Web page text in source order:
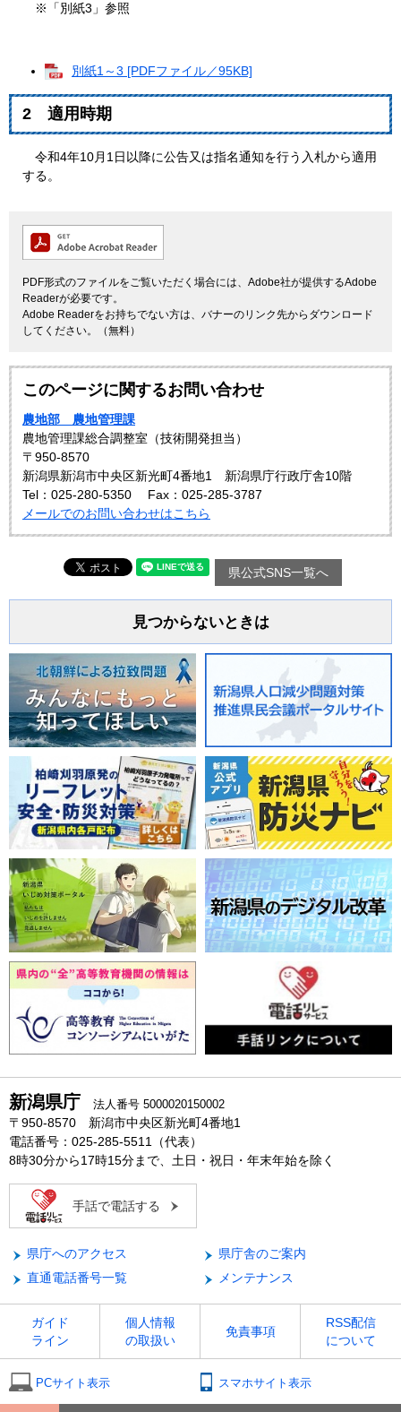
※「別紙3」参照
別紙1～3 [PDFファイル／95KB]
2 適用時期
令和4年10月1日以降に公告又は指名通知を行う入札から適用
する。
PDF形式のファイルをご覧いただく場合には、Adobe社が提供するAdobe
Readerが必要です。
Adobe Readerをお持ちでない方は、バナーのリンク先からダウンロード
してください。（無料）
このページに関するお問い合わせ
農地部 農地管理課
農地管理課総合調整室（技術開発担当）
〒950-8570
新潟県新潟市中央区新光町4番地1 新潟県庁行政庁舎10階
Tel：025-280-5350
Fax：025-285-3787
メールでのお問い合わせはこちら
県公式SNS一覧へ
見つからないときは
新潟県庁 法人番号 5000020150002
〒950-8570 新潟市中央区新光町4番地1
電話番号：025-285-5511（代表）
8時30分から17時15分まで、土日・祝日・年末年始を除く
手話で電話する
県庁へのアクセス
県庁舎のご案内
直通電話番号一覧
メンテナンス
ガイド
ライン
個人情報
の取扱い
免責事項
RSS配信
について
PCサイト表示 スマホサイト表示